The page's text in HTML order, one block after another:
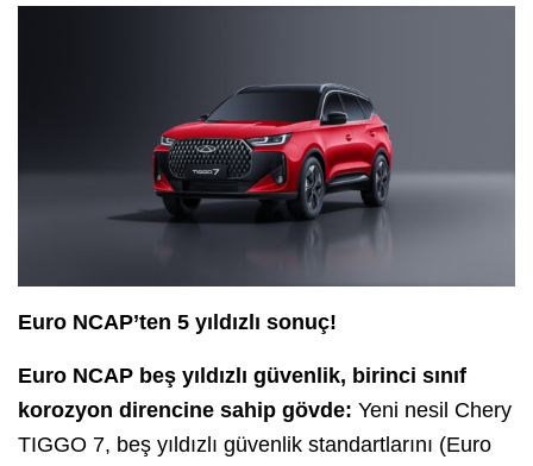
Euro NCAP’ten 5 yıldızlı sonuç!
Euro NCAP beş yıldızlı güvenlik, birinci sınıf
korozyon direncine sahip gövde: Yeni nesil Chery
TIGGO 7, beş yıldızlı güvenlik standartlarını (Euro